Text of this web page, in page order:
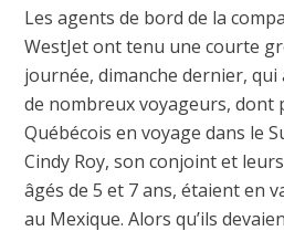
Les agents de bord de la
WestJet ont tenu une courte
journée, dimanche dernier, qui
de nombreux voyageurs, dont
Québécois en voyage dans le
Cindy Roy, son conjoint et
âgés de 5 et 7 ans, étaient en
au Mexique. Alors qu’ils